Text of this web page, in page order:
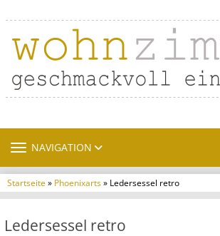
TOGGLE NAVIGATION
NAVIGATION
Startseite» Phoenixarts» Ledersessel retro
Ledersessel retro